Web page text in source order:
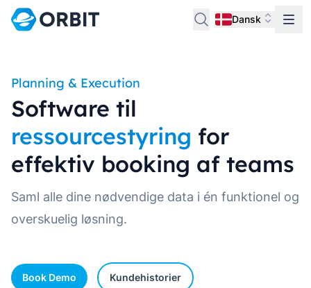
Dansk
Planning & Execution
Software til
ressourcestyring for
effektiv booking af teams
Saml alle dine nødvendige data i én funktionel og
overskuelig løsning.
Book Demo Kundehistorier